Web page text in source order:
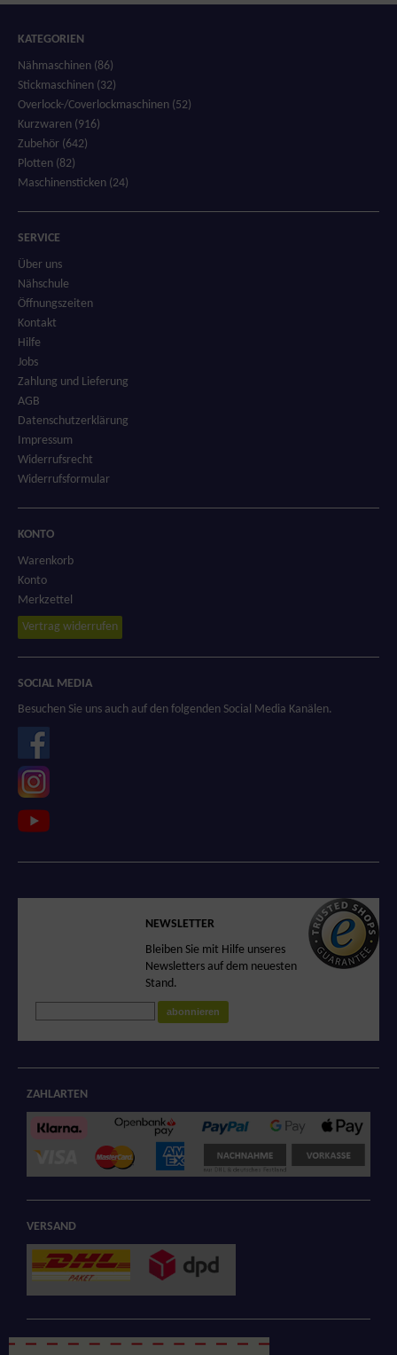
KATEGORIEN
Nähmaschinen (86)
Stickmaschinen (32)
Overlock-/Coverlockmaschinen (52)
Kurzwaren (916)
Zubehör (642)
Plotten (82)
Maschinensticken (24)
SERVICE
Über uns
Nähschule
Öffnungszeiten
Kontakt
Hilfe
Jobs
Zahlung und Lieferung
AGB
Datenschutzerklärung
Impressum
Widerrufsrecht
Widerrufsformular
KONTO
Warenkorb
Konto
Merkzettel
Vertrag widerrufen
SOCIAL MEDIA
Besuchen Sie uns auch auf den folgenden Social Media Kanälen.
NEWSLETTER
Bleiben Sie mit Hilfe unseres
Newsletters auf dem neuesten
Stand.
abonnieren
ZAHLARTEN
VERSAND